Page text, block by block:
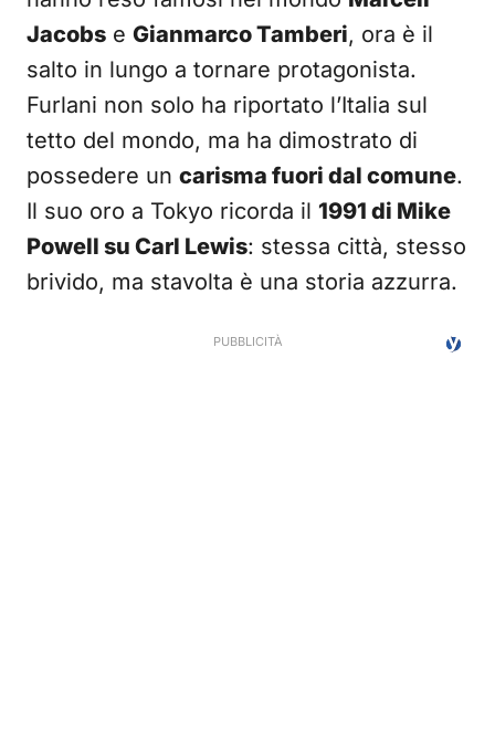
Jacobs e Gianmarco Tamberi, ora è il
salto in lungo a tornare protagonista.
Furlani non solo ha riportato l’Italia sul
tetto del mondo, ma ha dimostrato di
possedere un carisma fuori dal comune.
Il suo oro a Tokyo ricorda il 1991 di Mike
Powell su Carl Lewis: stessa città, stesso
brivido, ma stavolta è una storia azzurra.